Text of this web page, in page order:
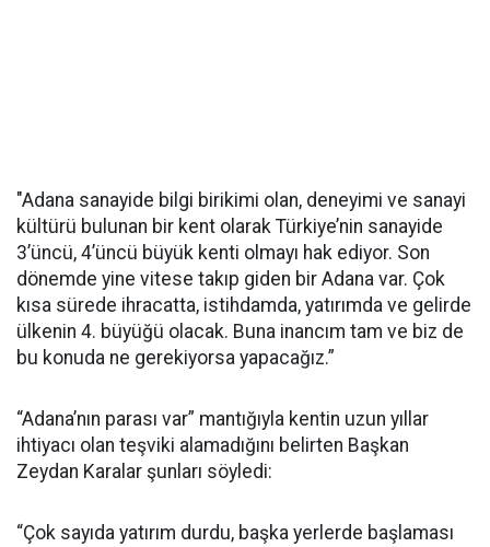
"Adana sanayide bilgi birikimi olan, deneyimi ve sanayi
kültürü bulunan bir kent olarak Türkiye’nin sanayide
3’üncü, 4’üncü büyük kenti olmayı hak ediyor. Son
dönemde yine vitese takıp giden bir Adana var. Çok
kısa sürede ihracatta, istihdamda, yatırımda ve gelirde
ülkenin 4. büyüğü olacak. Buna inancım tam ve biz de
bu konuda ne gerekiyorsa yapacağız.”
“Adana’nın parası var” mantığıyla kentin uzun yıllar
ihtiyacı olan teşviki alamadığını belirten Başkan
Zeydan Karalar şunları söyledi:
“Çok sayıda yatırım durdu, başka yerlerde başlaması